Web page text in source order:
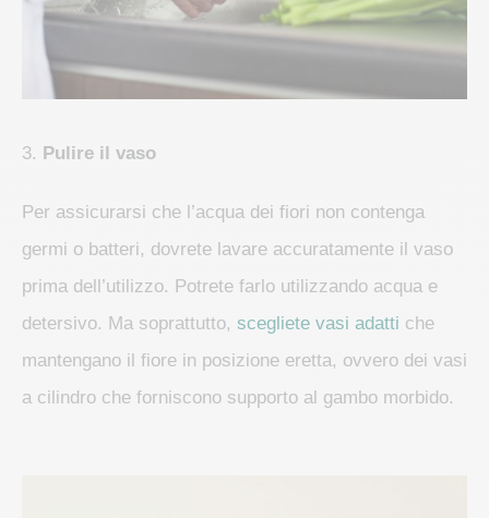
3. Pulire il vaso
Per assicurarsi che l’acqua dei fiori non contenga
germi o batteri, dovrete lavare accuratamente il vaso
prima dell’utilizzo. Potrete farlo utilizzando acqua e
detersivo. Ma soprattutto, scegliete vasi adatti che
mantengano il fiore in posizione eretta, ovvero dei vasi
a cilindro che forniscono supporto al gambo morbido.